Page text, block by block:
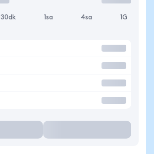
30dk 1sa 4sa 1G